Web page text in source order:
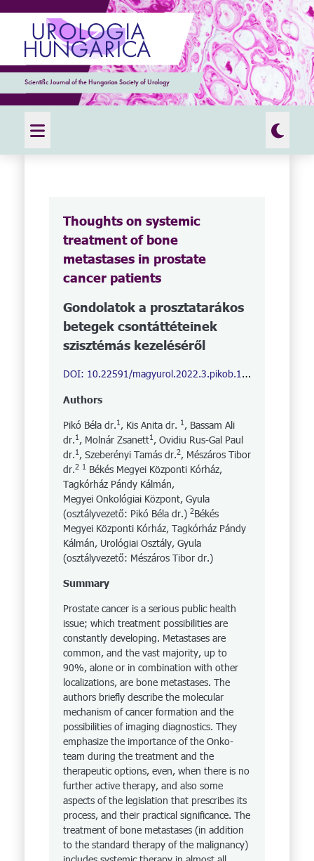
Scientific Journal of the Hungarian Society of Urology
Thoughts on systemic
treatment of bone
metastases in prostate
cancer patients
Gondolatok a prosztatarákos
betegek csontáttéteinek
szisztémás kezeléséről
DOI: 10.22591/magyurol.2022.3.pikob.107
Authors
Pikó Béla dr.1 , Kis Anita dr. 1 , Bassam Ali
dr.1 , Molnár Zsanett1 , Ovidiu Rus-Gal Paul
dr.1 , Szeberényi Tamás dr.2, Mészáros Tibor
dr.2 1 Békés Megyei Központi Kórház,
Tagkórház Pándy Kálmán,
Megyei Onkológiai Központ, Gyula
(osztályvezető: Pikó Béla dr.) 2Békés
Megyei Központi Kórház, Tagkórház Pándy
Kálmán, Urológiai Osztály, Gyula
(osztályvezető: Mészáros Tibor dr.)
Summary
Prostate cancer is a serious public health
issue; which treatment possibilities are
constantly developing. Metastases are
common, and the vast majority, up to
90%, alone or in combination with other
localizations, are bone metastases. The
authors briefly describe the molecular
mechanism of cancer formation and the
possibilities of imaging diagnostics. They
emphasize the importance of the Onko-
team during the treatment and the
therapeutic options, even, when there is no
further active therapy, and also some
aspects of the legislation that prescribes its
process, and their practical significance. The
treatment of bone metastases (in addition
to the standard therapy of the malignancy)